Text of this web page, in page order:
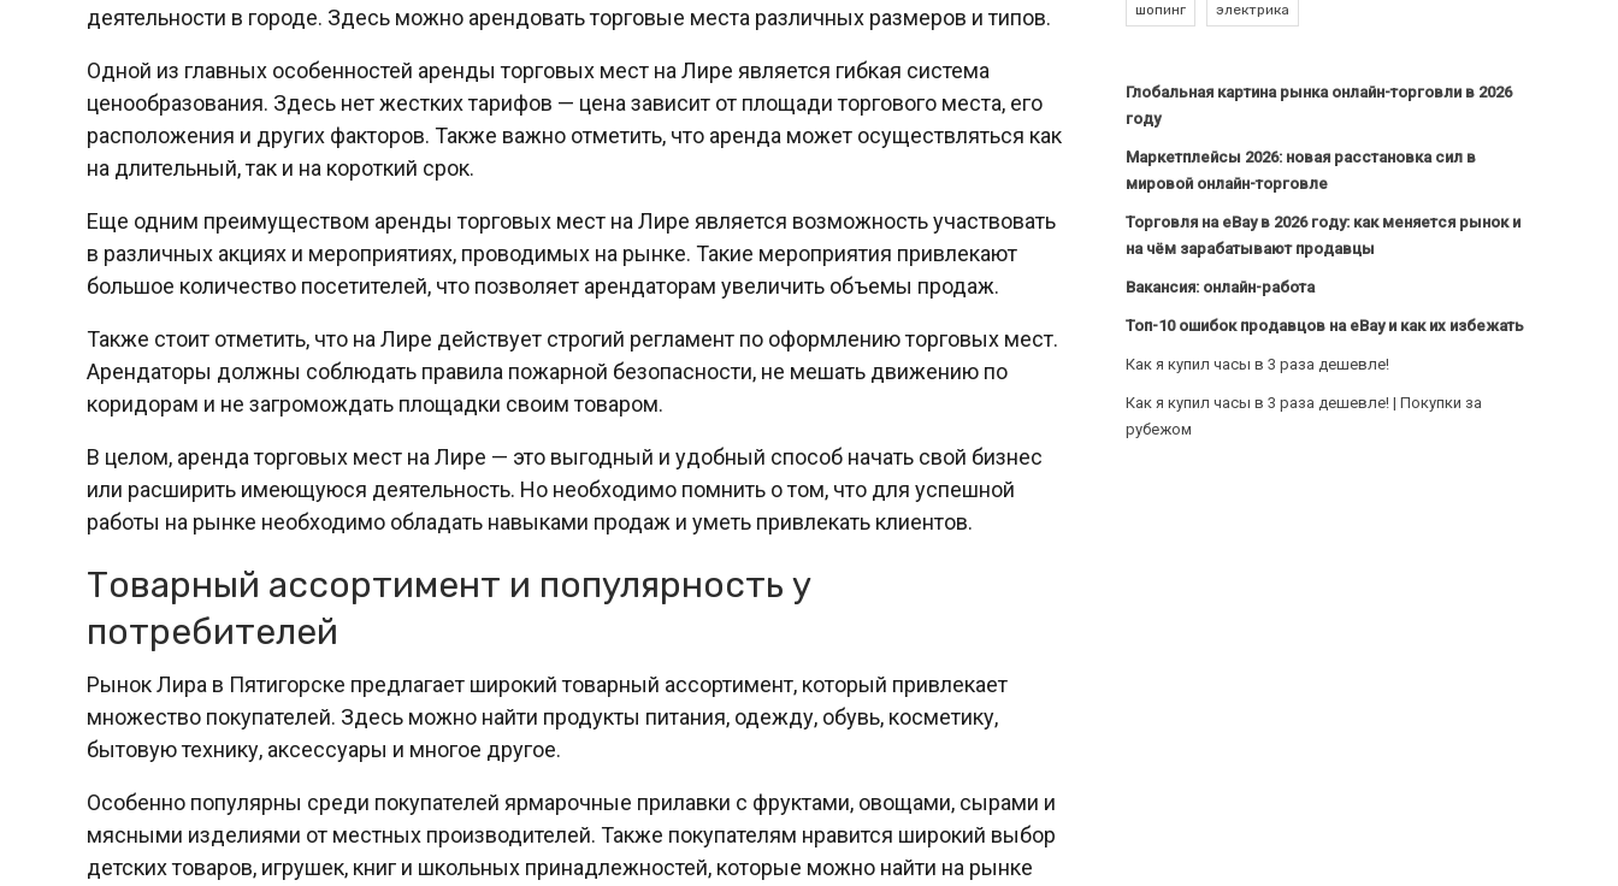
деятельности в городе. Здесь можно арендовать торговые места различных размеров и типов.
Одной из главных особенностей аренды торговых мест на Лире является гибкая система
ценообразования. Здесь нет жестких тарифов — цена зависит от площади торгового места, его
расположения и других факторов. Также важно отметить, что аренда может осуществляться как
на длительный, так и на короткий срок.
Еще одним преимуществом аренды торговых мест на Лире является возможность участвовать
в различных акциях и мероприятиях, проводимых на рынке. Такие мероприятия привлекают
большое количество посетителей, что позволяет арендаторам увеличить объемы продаж.
Также стоит отметить, что на Лире действует строгий регламент по оформлению торговых мест.
Арендаторы должны соблюдать правила пожарной безопасности, не мешать движению по
коридорам и не загромождать площадки своим товаром.
В целом, аренда торговых мест на Лире — это выгодный и удобный способ начать свой бизнес
или расширить имеющуюся деятельность. Но необходимо помнить о том, что для успешной
работы на рынке необходимо обладать навыками продаж и уметь привлекать клиентов.
Товарный ассортимент и популярность у
потребителей
Рынок Лира в Пятигорске предлагает широкий товарный ассортимент, который привлекает
множество покупателей. Здесь можно найти продукты питания, одежду, обувь, косметику,
бытовую технику, аксессуары и многое другое.
Особенно популярны среди покупателей ярмарочные прилавки с фруктами, овощами, сырами и
мясными изделиями от местных производителей. Также покупателям нравится широкий выбор
детских товаров, игрушек, книг и школьных принадлежностей, которые можно найти на рынке
шопинг электрика
Глобальная картина рынка онлайн-торговли в 2026
году
Маркетплейсы 2026: новая расстановка сил в
мировой онлайн-торговле
Торговля на eBay в 2026 году: как меняется рынок и
на чём зарабатывают продавцы
Вакансия: онлайн-работа
Топ-10 ошибок продавцов на eBay и как их избежать
Как я купил часы в 3 раза дешевле!
Как я купил часы в 3 раза дешевле! | Покупки за
рубежом